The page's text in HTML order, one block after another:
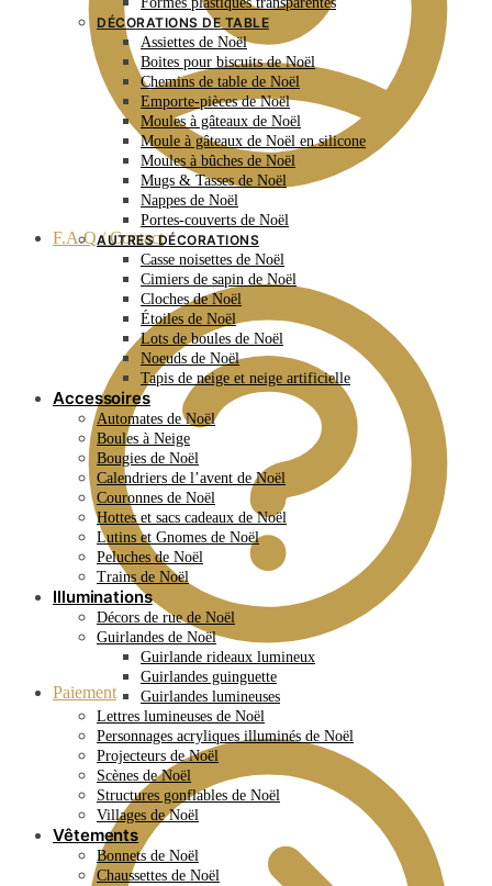
F.A.Q / Contact
Paiement
DÉCORATIONS DE TABLE
Assiettes de Noël
Boites pour biscuits de Noël
Chemins de table de Noël
Emporte-pièces de Noël
Moules à gâteaux de Noël
Moule à gâteaux de Noël en silicone
Moules à bûches de Noël
Mugs & Tasses de Noël
Nappes de Noël
Portes-couverts de Noël
AUTRES DÉCORATIONS
Casse noisettes de Noël
Cimiers de sapin de Noël
Cloches de Noël
Étoiles de Noël
Lots de boules de Noël
Noeuds de Noël
Tapis de neige et neige artificielle
Accessoires
Automates de Noël
Boules à Neige
Bougies de Noël
Calendriers de l’avent de Noël
Couronnes de Noël
Hottes et sacs cadeaux de Noël
Lutins et Gnomes de Noël
Peluches de Noël
Trains de Noël
Illuminations
Décors de rue de Noël
Guirlandes de Noël
Guirlande rideaux lumineux
Guirlandes guinguette
Guirlandes lumineuses
Lettres lumineuses de Noël
Personnages acryliques illuminés de Noël
Projecteurs de Noël
Scènes de Noël
Structures gonflables de Noël
Villages de Noël
Vêtements
Bonnets de Noël
Chaussettes de Noël